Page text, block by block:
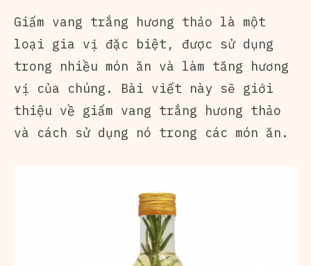
Giấm vang trắng hương thảo là một
loại gia vị đặc biệt, được sử dụng
trong nhiều món ăn và làm tăng hương
vị của chúng. Bài viết này sẽ giới
thiệu về giấm vang trắng hương thảo
và cách sử dụng nó trong các món ăn.